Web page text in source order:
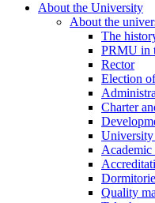
About the University
About the
The
PRMU in
Rector
Election
Charter
University
Academic
Quality